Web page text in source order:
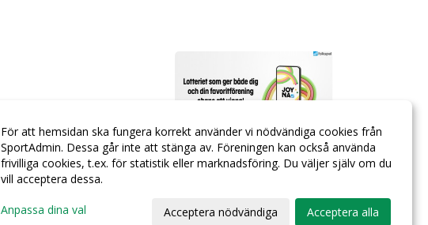
För att hemsidan ska fungera korrekt använder vi nödvändiga cookies från
SportAdmin. Dessa går inte att stänga av. Föreningen kan också använda
frivilliga cookies, t.ex. för statistik eller marknadsföring. Du väljer själv om du
vill acceptera dessa.
Anpassa dina val Acceptera nödvändiga Acceptera alla